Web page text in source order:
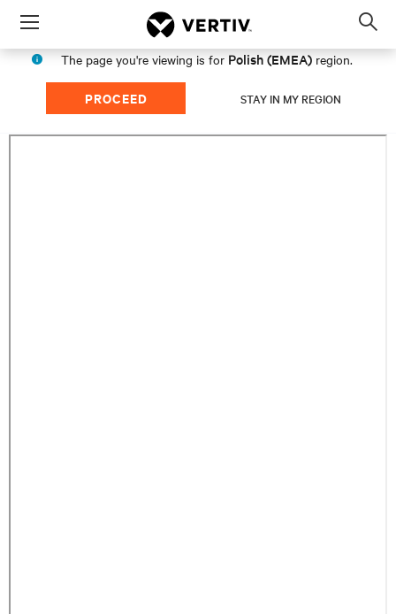
Menu
The page you're viewing is for Polish (EMEA) region.
PROCEED STAY IN MY REGION